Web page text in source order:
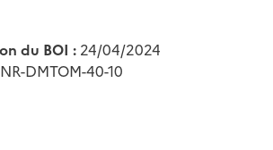
du BOI : 24/04/2024
DMTOM-40-10